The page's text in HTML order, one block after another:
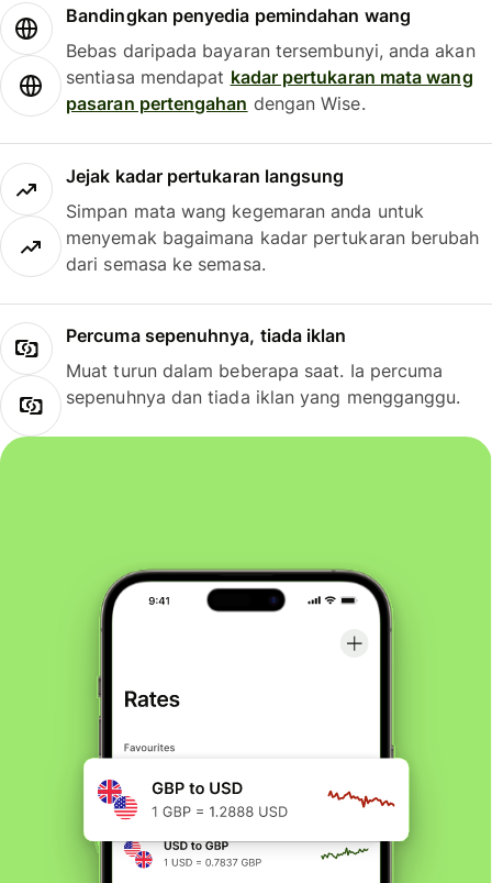
Bandingkan penyedia pemindahan wang
Bebas daripada bayaran tersembunyi, anda akan
sentiasa mendapat kadar pertukaran mata wang
pasaran pertengahan dengan Wise.
Jejak kadar pertukaran langsung
Simpan mata wang kegemaran anda untuk
menyemak bagaimana kadar pertukaran berubah
dari semasa ke semasa.
Percuma sepenuhnya, tiada iklan
Muat turun dalam beberapa saat. Ia percuma
sepenuhnya dan tiada iklan yang mengganggu.